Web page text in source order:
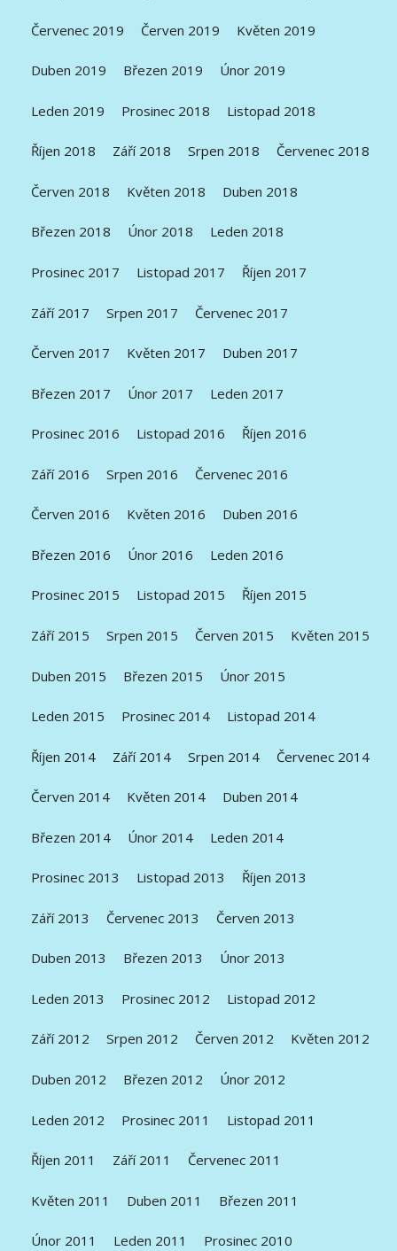
Červenec 2019 Červen 2019 Květen 2019
Duben 2019 Březen 2019 Únor 2019
Leden 2019 Prosinec 2018 Listopad 2018
Říjen 2018 Září 2018 Srpen 2018 Červenec 2018
Červen 2018 Květen 2018 Duben 2018
Březen 2018 Únor 2018 Leden 2018
Prosinec 2017 Listopad 2017 Říjen 2017
Září 2017 Srpen 2017 Červenec 2017
Červen 2017 Květen 2017 Duben 2017
Březen 2017 Únor 2017 Leden 2017
Prosinec 2016 Listopad 2016 Říjen 2016
Září 2016 Srpen 2016 Červenec 2016
Červen 2016 Květen 2016 Duben 2016
Březen 2016 Únor 2016 Leden 2016
Prosinec 2015 Listopad 2015 Říjen 2015
Září 2015 Srpen 2015 Červen 2015 Květen 2015
Duben 2015 Březen 2015 Únor 2015
Leden 2015 Prosinec 2014 Listopad 2014
Říjen 2014 Září 2014 Srpen 2014 Červenec 2014
Červen 2014 Květen 2014 Duben 2014
Březen 2014 Únor 2014 Leden 2014
Prosinec 2013 Listopad 2013 Říjen 2013
Září 2013 Červenec 2013 Červen 2013
Duben 2013 Březen 2013 Únor 2013
Leden 2013 Prosinec 2012 Listopad 2012
Září 2012 Srpen 2012 Červen 2012 Květen 2012
Duben 2012 Březen 2012 Únor 2012
Leden 2012 Prosinec 2011 Listopad 2011
Říjen 2011 Září 2011 Červenec 2011
Květen 2011 Duben 2011 Březen 2011
Únor 2011 Leden 2011 Prosinec 2010